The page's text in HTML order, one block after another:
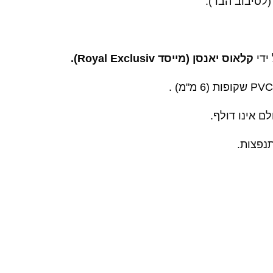
קלאוס יאנסן (מייסד Royal Exclusiv).
.
אינו דולף.